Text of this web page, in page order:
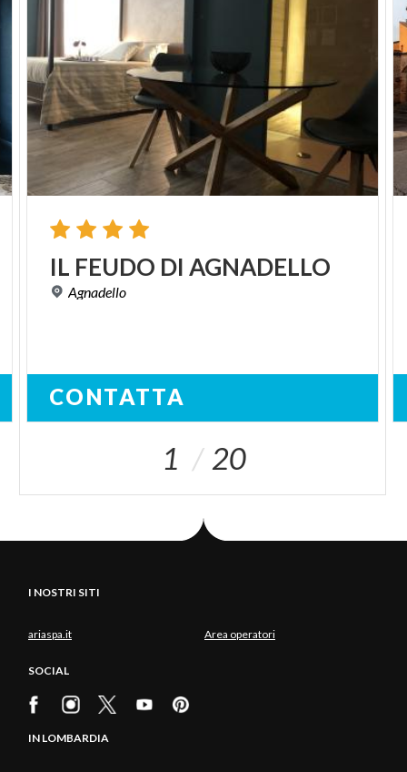
IL FEUDO DI AGNADELLO
Agnadello
CONTATTA
1 20
I NOSTRI SITI
ariaspa.it Area operatori
SOCIAL
IN LOMBARDIA